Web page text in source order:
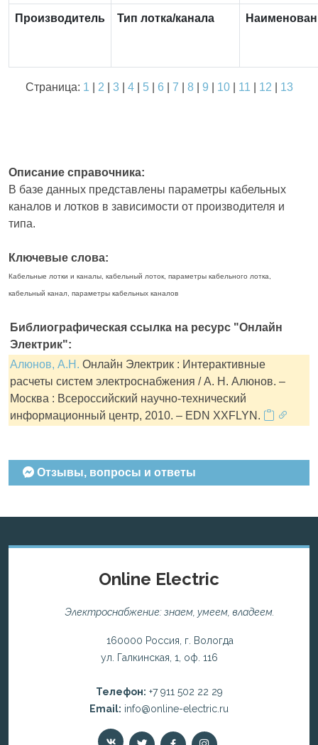
Производитель Тип лотка/канала
Страница: 1 2 3| 4| 5| 6 7 8| 9 10| 11 12 13
Описание справочника:
В базе данных представлены параметры кабельных
каналов и лотков в зависимости от производителя и
типа.
Ключевые слова:
Кабельные лотки и каналы, кабельный лоток, параметры кабельного лотка,
кабельный канал, параметры кабельных каналов
Библиографическая ссылка на ресурс "Онлайн
Электрик":
Алюнов, А.Н. Онлайн Электрик : Интерактивные
расчеты систем электроснабжения / А. Н. Алюнов. –
Москва : Всероссийский научно-технический
информационный центр, 2010. – EDN XXFLYN.
Отзывы, вопросы и ответы
Online Electric
Электроснабжение: знаем, умеем, владеем.
160000 Россия, г. Вологда
ул. Галкинская, 1, оф. 116
Телефон: +7 911 502 22 29
Email: info@online-electric.ru